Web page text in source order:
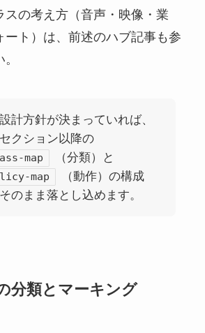
スの考え方（音声・映像・業
ート）は、前述のハブ記事も参
計方針が決まっていれば、
クション以降の
map （分類）と
map
（動作）の構成
のまま落とし込めます。
分類とマーキング